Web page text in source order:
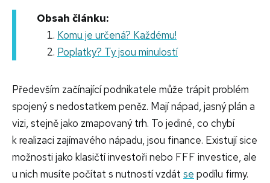
Obsah článku:
Komu je určená? Každému!
Poplatky? Ty jsou minulostí
Především začínající podnikatele může trápit problém
spojený s nedostatkem peněz. Mají nápad, jasný plán a
vizi, stejně jako zmapovaný trh. To jediné, co chybí
k realizaci zajímavého nápadu, jsou finance. Existují sice
možnosti jako klasičtí investoři nebo FFF investice, ale
u nich musíte počítat s nutností vzdát se podílu firmy.